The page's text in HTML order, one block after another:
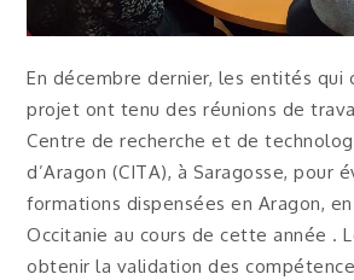
En décembre dernier, les entités qui
projet ont tenu des réunions de
Centre de recherche et de
d’Aragon (CITA), à Saragosse, pour
formations dispensées en Aragon,
Occitanie au cours de cette année .
obtenir la validation des